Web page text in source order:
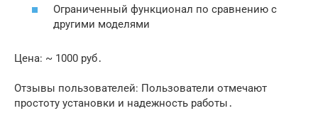
Ограниченный функционал по сравнению с
другими моделями
Цена: ~ 1000 руб․
Отзывы пользователей: Пользователи отмечают
простоту установки и надежность работы․